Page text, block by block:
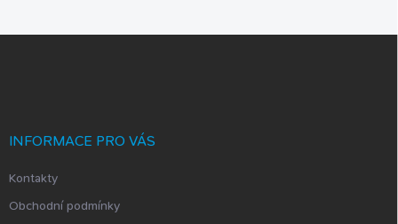
INFORMACE PRO VÁS
Kontakty
Obchodní podmínky